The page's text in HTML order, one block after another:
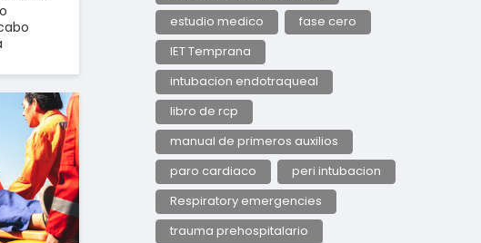
estudio medico
fase cero
IET Temprana
intubacion endotraqueal
libro de rcp
manual de primeros auxilios
paro cardiaco
peri intubacion
Respiratory emergencies
trauma prehospitalario